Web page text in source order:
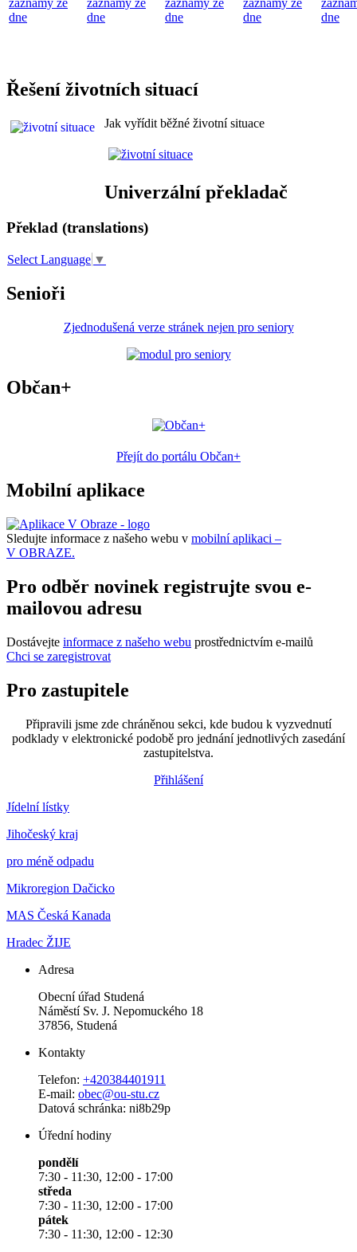
záznamy ze
dne
záznamy ze
dne
záznamy ze
dne
záznamy ze
dne
dne
Řešení životních situací
Jak vyřídit běžné životní situace
Univerzální překladač
Překlad (translations)
Select Language ▼
Senioři
Zjednodušená verze stránek nejen pro seniory
Občan+
Přejít do portálu Občan+
Mobilní aplikace
Sledujte informace z našeho webu v mobilní aplikaci –
V OBRAZE.
Pro odběr novinek registrujte svou e-
mailovou adresu
Dostávejte informace z našeho webu prostřednictvím e-mailů
Chci se zaregistrovat
Pro zastupitele
Připravili jsme zde chráněnou sekci, kde budou k vyzvednutí
podklady v elektronické podobě pro jednání jednotlivých zasedání
zastupitelstva.
Přihlášení
Jídelní lístky
Jihočeský kraj
pro méně odpadu
Mikroregion Dačicko
MAS Česká Kanada
Hradec ŽIJE
Adresa
Obecní úřad Studená
Náměstí Sv. J. Nepomuckého 18
37856, Studená
Kontakty
Telefon: +420384401911
E-mail: obec@ou-stu.cz
Datová schránka: ni8b29p
Úřední hodiny
pondělí
7:30 - 11:30, 12:00 - 17:00
středa
7:30 - 11:30, 12:00 - 17:00
pátek
7:30 - 11:30, 12:00 - 12:30